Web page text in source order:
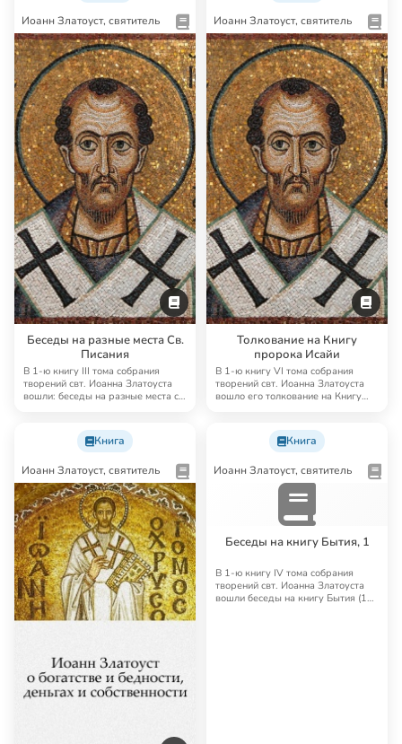
Иоанн Златоуст, святитель
Беседы на разные места Св.
Писания
В 1-ю книгу III тома собрания
творений свт. Иоанна Златоуста
вошли: беседы на разные места св.
Иоанн Златоуст, святитель
Толкование на Книгу
пророка Исайи
В 1-ю книгу VI тома собрания
творений свт. Иоанна Златоуста
вошло его толкование на Книгу
Книга
Иоанн Златоуст, святитель
Книга
Иоанн Златоуст, святитель
Беседы на книгу Бытия, 1
В 1-ю книгу IV тома собрания
творений свт. Иоанна Златоуста
вошли беседы на книгу Бытия (1–